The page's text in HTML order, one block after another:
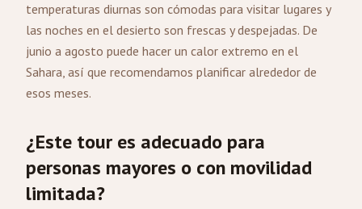
temperaturas diurnas son cómodas para visitar lugares y
las noches en el desierto son frescas y despejadas. De
junio a agosto puede hacer un calor extremo en el
Sahara, así que recomendamos planificar alrededor de
esos meses.
¿Este tour es adecuado para
personas mayores o con movilidad
limitada?